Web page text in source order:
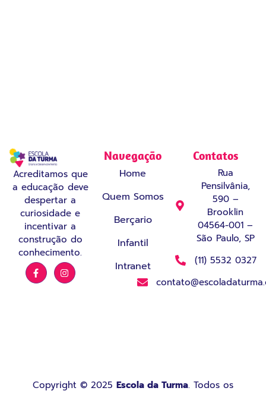
Acreditamos que
a educação deve
despertar a
curiosidade e
incentivar a
construção do
conhecimento.
Navegação
Home
Quem Somos
Berçario
Infantil
Intranet
Contatos
Rua
Pensilvânia,
590 –
Brooklin
04564-001 –
São Paulo, SP
(11) 5532 0327
Copyright © 2025 Escola da Turma. Todos os